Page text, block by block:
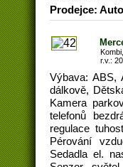
Prodejce:
r.v.:
Výbava: ABS,
dálkově,
Kamera
telefonů
regulace
Pérování
Sedadla el.